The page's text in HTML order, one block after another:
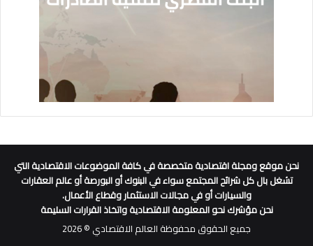
نحن موقع ومجلة اقتصادية متخصصة في كافة الموضوعات الاقتصادية التي
تشغل بال كل شرائح المجتمع سواء في البنوك أو البورصة أو عالم العقارات
والسيارات أو في مجالات الاستثمار وقطاع الأعمال.
نحن مؤشرك نحو المعلومة الاقتصادية واتخاذ القرارات السليمة
جميع الحقوق محفوظة العالم الاقتصادي © 2026